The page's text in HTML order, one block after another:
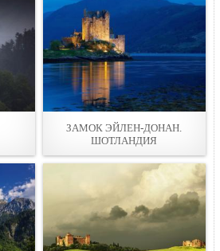
ЗАМОК ЭЙЛЕН-ДОНАН.
ШОТЛАНДИЯ